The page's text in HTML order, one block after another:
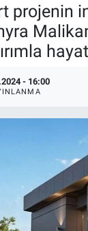
projenin
- 16:00